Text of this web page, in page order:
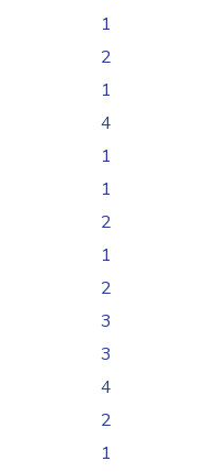
1
2
1
4
1
1
2
1
2
3
3
4
2
1